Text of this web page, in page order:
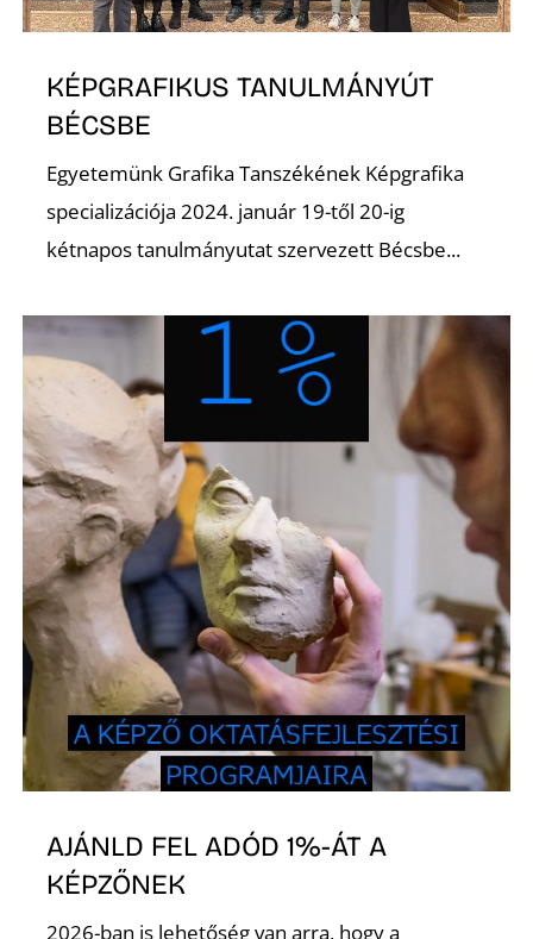
KÉPGRAFIKUS TANULMÁNYÚT
BÉCSBE
Egyetemünk Grafika Tanszékének Képgrafika
specializációja 2024. január 19-től 20-ig
kétnapos tanulmányutat szervezett Bécsbe...
AJÁNLD FEL ADÓD 1%-ÁT A
KÉPZŐNEK
2026-ban is lehetőség van arra, hogy a